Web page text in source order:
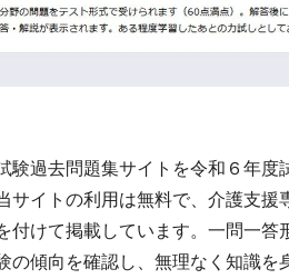
過去問題集サイトを令和６年度
サイトの利用は無料で、介護支援
付けて掲載しています。一問一答
の傾向を確認し、無理なく知識を